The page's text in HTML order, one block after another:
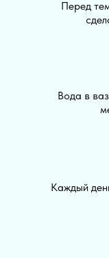
Перед
Вода в
Каждый